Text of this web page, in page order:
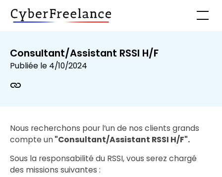
Consultant/Assistant RSSI H/F
Publiée le 4/10/2024
Nous recherchons pour l’un de nos clients grands
compte un"Consultant/Assistant RSSI H/F".
Sous la responsabilité du RSSI, vous serez chargé
des missions suivantes :